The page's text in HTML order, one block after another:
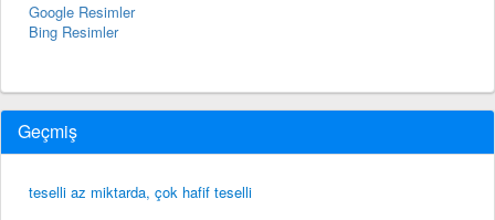
Google Resimler
Bing Resimler
Geçmiş
teselli az miktarda, çok hafif teselli